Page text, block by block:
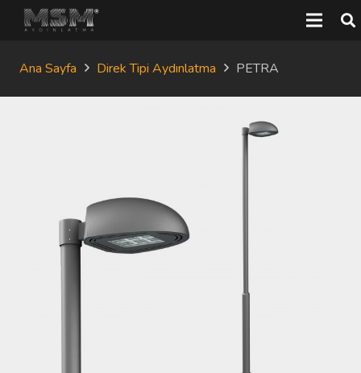
Ana Sayfa Direk Tipi Aydınlatma PETRA